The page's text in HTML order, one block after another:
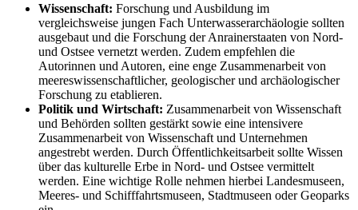
Wissenschaft: Forschung und Ausbildung im
vergleichsweise jungen Fach Unterwasserarchäologie sollten
ausgebaut und die Forschung der Anrainerstaaten von Nord-
und Ostsee vernetzt werden. Zudem empfehlen die
Autorinnen und Autoren, eine enge Zusammenarbeit von
meereswissenschaftlicher, geologischer und archäologischer
Forschung zu etablieren.
Politik und Wirtschaft: Zusammenarbeit von Wissenschaft
und Behörden sollten gestärkt sowie eine intensivere
Zusammenarbeit von Wissenschaft und Unternehmen
angestrebt werden. Durch Öffentlichkeitsarbeit sollte Wissen
über das kulturelle Erbe in Nord- und Ostsee vermittelt
werden. Eine wichtige Rolle nehmen hierbei Landesmuseen,
Meeres- und Schifffahrtsmuseen, Stadtmuseen oder Geoparks